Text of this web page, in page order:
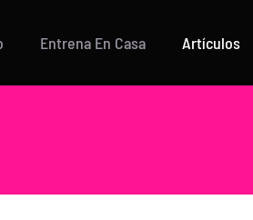
Entrena En Casa Artículos